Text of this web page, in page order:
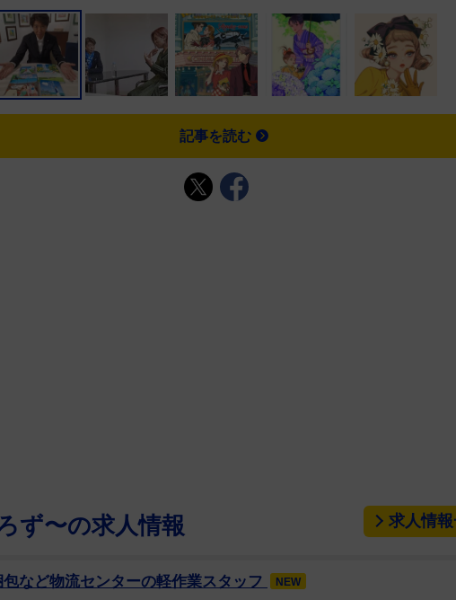
記事を読む
ず〜の求人情報 求人情
など物流センターの軽作業スタッフ NEW